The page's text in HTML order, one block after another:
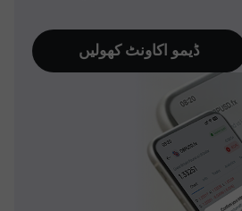
ڈیمو اکاونٹ کھولیں